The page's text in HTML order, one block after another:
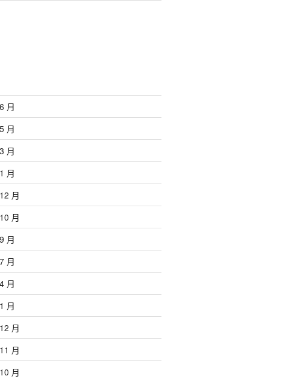
月
月
月
月
月
月
月
月
月
月
月
月
月